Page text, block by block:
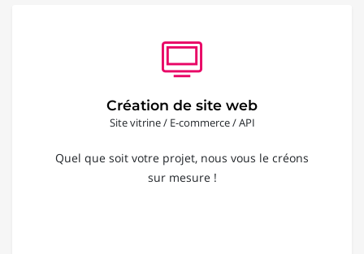
Création de site web
Site vitrine / E-commerce / API
Quel que soit votre projet, nous vous le créons
sur mesure !